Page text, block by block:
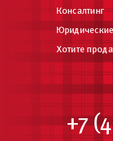
Консалтинг
Хотите
+7